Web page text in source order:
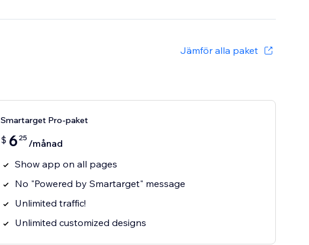
Jämför alla paket
Smartarget Pro-paket
$ 6 25 /månad
Show app on all pages
No "Powered by Smartarget" message
Unlimited traffic!
Unlimited customized designs